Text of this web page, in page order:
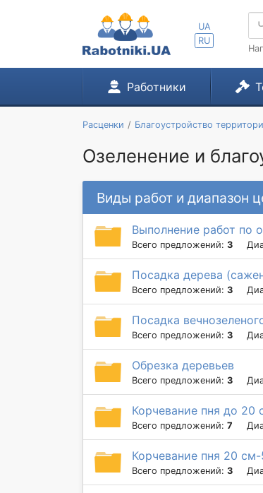
UA
RU
Работники
Расценки Благоустройство
Озеленение и
Виды работ и диапазон
Выполнение работ по
Всего предложений: 3
Посадка дерева
Всего предложений: 3
Посадка
Всего предложений: 3
Обрезка деревьев
Всего предложений: 3
Корчевание пня до 20
Всего предложений: 7
Корчевание пня 20
Всего предложений: 3